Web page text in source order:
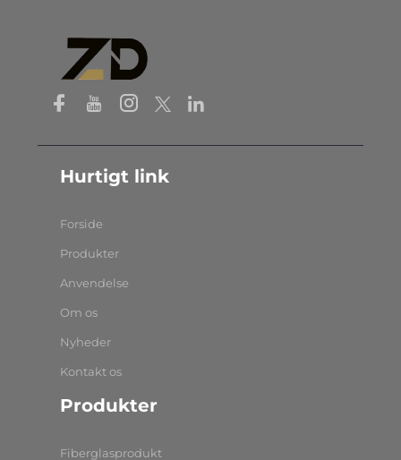
Hurtigt link
Forside
Produkter
Anvendelse
Om os
Nyheder
Kontakt os
Produkter
Fiberglasprodukt